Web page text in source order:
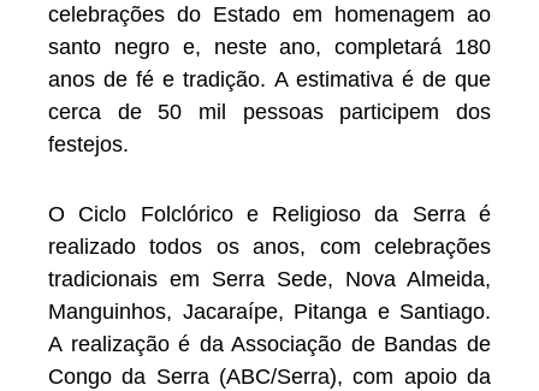
celebrações do Estado em homenagem ao
santo negro e, neste ano, completará 180
anos de fé e tradição. A estimativa é de que
cerca de 50 mil pessoas participem dos
festejos.
O Ciclo Folclórico e Religioso da Serra é
realizado todos os anos, com celebrações
tradicionais em Serra Sede, Nova Almeida,
Manguinhos, Jacaraípe, Pitanga e Santiago.
A realização é da Associação de Bandas de
Congo da Serra (ABC/Serra), com apoio da